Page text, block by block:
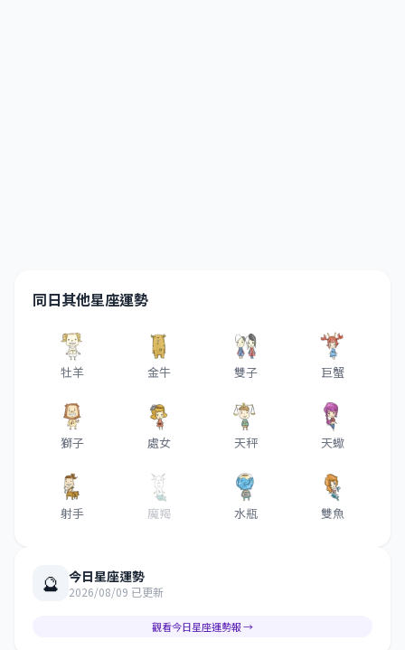
同日其他星座運勢
牡羊 金牛 雙子 巨蟹
獅子 處女 天秤 天蠍
射手 魔羯 水瓶 雙魚
🔮 今日星座運勢
2026/08/09 已更新
觀看今日星座運勢報 →